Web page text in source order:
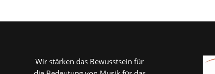
Wir stärken das Bewusstsein für